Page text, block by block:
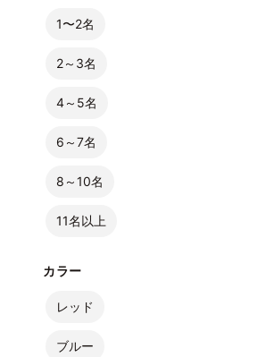
1〜2名
2～3名
4～5名
6～7名
8～10名
11名以上
カラー
レッド
ブルー